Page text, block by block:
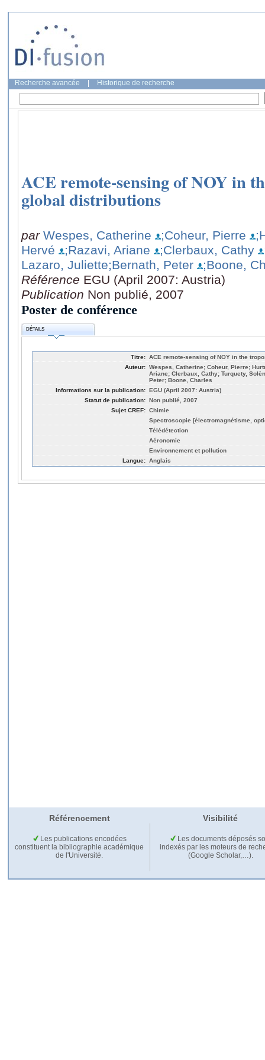
Recherche avancée Historique de recherche
ACE remote-sensing of NOY in
global distributions
par Wespes, Catherine ;Coheur, Pierre
Hervé
;Razavi, Ariane ;Clerbaux, Cathy
Lazaro, Juliette;Bernath, Peter
;Boone,
Référence EGU (April 2007: Austria)
Publication Non publié, 2007
Poster de conférence
DÉTAILS
Titre: ACE remote-sensing of NOY in the
Auteur: Wespes, Catherine; Coheur, Pierre;
Ariane; Clerbaux, Cathy; Turquety,
Peter; Boone, Charles
Informations sur la publication: EGU (April 2007: Austria)
Statut de publication: Non publié, 2007
Sujet CREF: Chimie
Spectroscopie [électromagnétisme,
Télédétection
Aéronomie
Environnement et pollution
Langue: Anglais
Référencement Visibilité
Les publications encodées
constituent la bibliographie académique
de l'Université.
Les documents déposés
indexés par les moteurs de
(Google Scholar,…).